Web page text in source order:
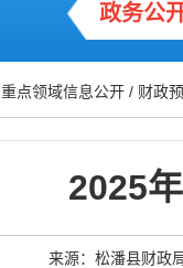
政务公
重点领域信息公开 / 财政
2025
来源：松潘县财政